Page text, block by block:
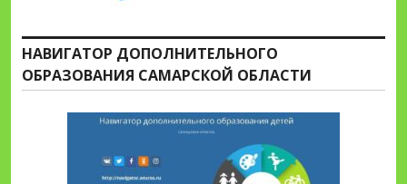
НАВИГАТОР ДОПОЛНИТЕЛЬНОГО
ОБРАЗОВАНИЯ САМАРСКОЙ ОБЛАСТИ